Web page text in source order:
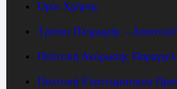
Όροι Χρήσης
Τρόποι Πληρωμής –
Πολιτική Ακύρωσης
Πολιτική Ελαττωματικού